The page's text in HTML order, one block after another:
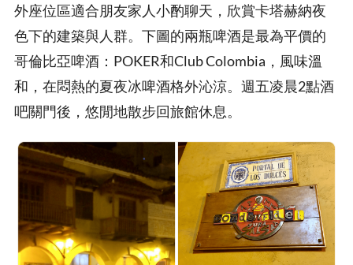
外座位區適合朋友家人小酌聊天，欣賞卡塔赫納夜
色下的建築與人群。下圖的兩瓶啤酒是最為平價的
哥倫比亞啤酒：POKER和Club Colombia，風味溫
和，在悶熱的夏夜冰啤酒格外沁涼。週五凌晨2點酒
吧關門後，悠閒地散步回旅館休息。